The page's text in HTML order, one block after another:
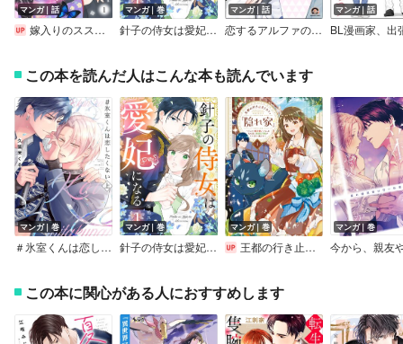
マンガ｜話
嫁入りのススメ～大正御曹司の強引な求婚～
マンガ｜巻
針子の侍女は愛妃になる
マンガ｜話
恋するアルファの育て方（分冊版）
マンガ｜話
この本を読んだ人はこんな本も読んでいます
マンガ｜巻
＃氷室くんは恋したくない【コミックス版／電子限定特典付き】
マンガ｜巻
針子の侍女は愛妃になる
マンガ｜巻
王都の行き止まりカフェ『隠れ家』 ～うっかり魔法使いになった私の店に筆頭文官様がくつろぎに来ます～
マンガ｜巻
この本に関心がある人におすすめします